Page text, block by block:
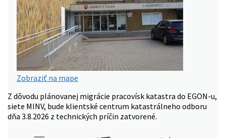
Zobraziť na mape
Z dôvodu plánovanej migrácie pracovísk katastra do EGON-u,
siete MINV, bude klientské centrum katastrálneho odboru
dňa 3.8.2026 z technických príčin zatvorené.